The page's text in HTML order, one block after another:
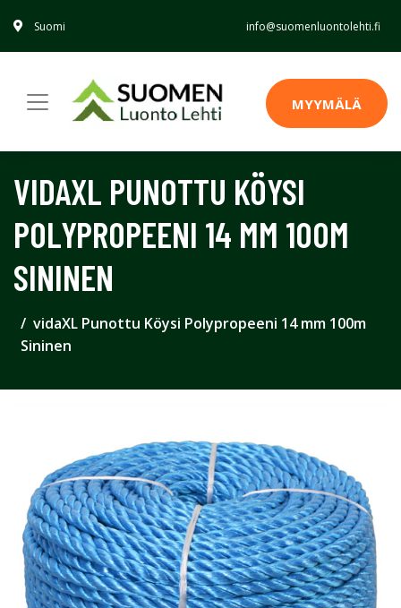
Suomi info@suomenluontolehti.fi
MYYMÄLÄ
VIDAXL PUNOTTU KÖYSI
POLYPROPEENI 14 MM 100M
SININEN
vidaXL Punottu Köysi Polypropeeni 14 mm 100m
Sininen